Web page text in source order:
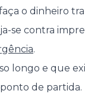
o dinheiro
se contra
.
longo e que
de